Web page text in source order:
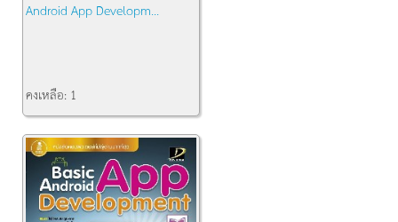
Android App Developm...
คงเหลือ: 1